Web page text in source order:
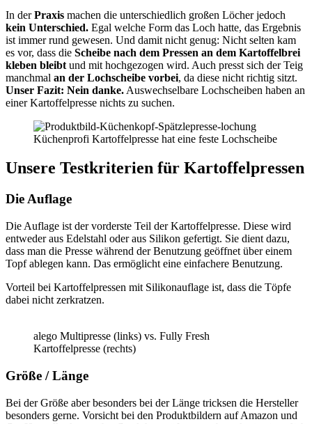
In derPraxis machen die unterschiedlich großen Löcher jedoch
kein Unterschied. Egal welche Form das Loch hatte, das Ergebnis
ist immer rund gewesen. Und damit nicht genug: Nicht selten kam
es vor, dass die Scheibe nach dem Pressen an dem Kartoffelbrei
kleben bleibt und mit hochgezogen wird. Auch presst sich der Teig
manchmal an der Lochscheibe vorbei, da diese nicht richtig sitzt.
Unser Fazit: Nein danke. Auswechselbare Lochscheiben haben an
einer Kartoffelpresse nichts zu suchen.
Küchenprofi Kartoffelpresse hat eine feste Lochscheibe
Unsere Testkriterien für Kartoffelpressen
Die Auflage
Die Auflage ist der vorderste Teil der Kartoffelpresse. Diese wird
entweder aus Edelstahl oder aus Silikon gefertigt. Sie dient dazu,
dass man die Presse während der Benutzung geöffnet über einem
Topf ablegen kann. Das ermöglicht eine einfachere Benutzung.
Vorteil bei Kartoffelpressen mit Silikonauflage ist, dass die Töpfe
dabei nicht zerkratzen.
alego Multipresse (links) vs. Fully Fresh
Kartoffelpresse (rechts)
Größe / Länge
Bei der Größe aber besonders bei der Länge tricksen die Hersteller
besonders gerne. Vorsicht bei den Produktbildern auf Amazon und